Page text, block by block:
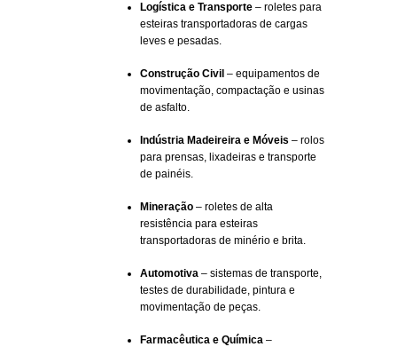
Logística e Transporte– roletes para
esteiras transportadoras de cargas
leves e pesadas.
Construção Civil – equipamentos de
movimentação, compactação e usinas
de asfalto.
Indústria Madeireira e Móveis – rolos
para prensas, lixadeiras e transporte
de painéis.
Mineração– roletes de alta
resistência para esteiras
transportadoras de minério e brita.
Automotiva– sistemas de transporte,
testes de durabilidade, pintura e
movimentação de peças.
Farmacêutica e Química–